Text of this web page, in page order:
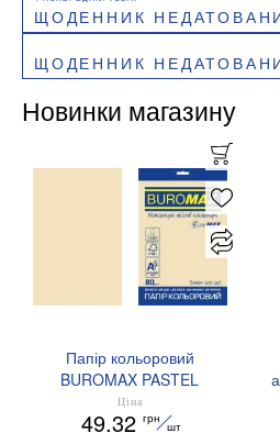
ЩОДЕННИК НЕДАТОВАНИЙ A4
ЩОДЕННИК НЕДАТОВАНИЙ BUROMAX GALAXY A5
Новинки магазину
Папір кольоровий
BUROMAX PASTEL
EUROMAX 20 арк А4 80 г/
мс BM.2721220E-08
Ціна
49.32 грн
шт